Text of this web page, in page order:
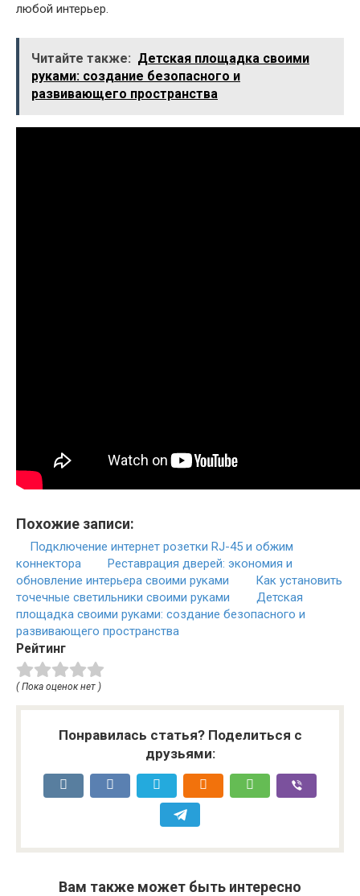
любой интерьер.
Читайте также: Детская площадка своими
руками: создание безопасного и
развивающего пространства
Похожие записи:
Подключение интернет розетки RJ-45 и обжим
коннектора
Реставрация дверей: экономия и
обновление интерьера своими руками
Как установить
точечные светильники своими руками
Детская
площадка своими руками: создание безопасного и
развивающего пространства
Рейтинг
( Пока оценок нет )
Понравилась статья? Поделиться с
друзьями:
Вам также может быть интересно